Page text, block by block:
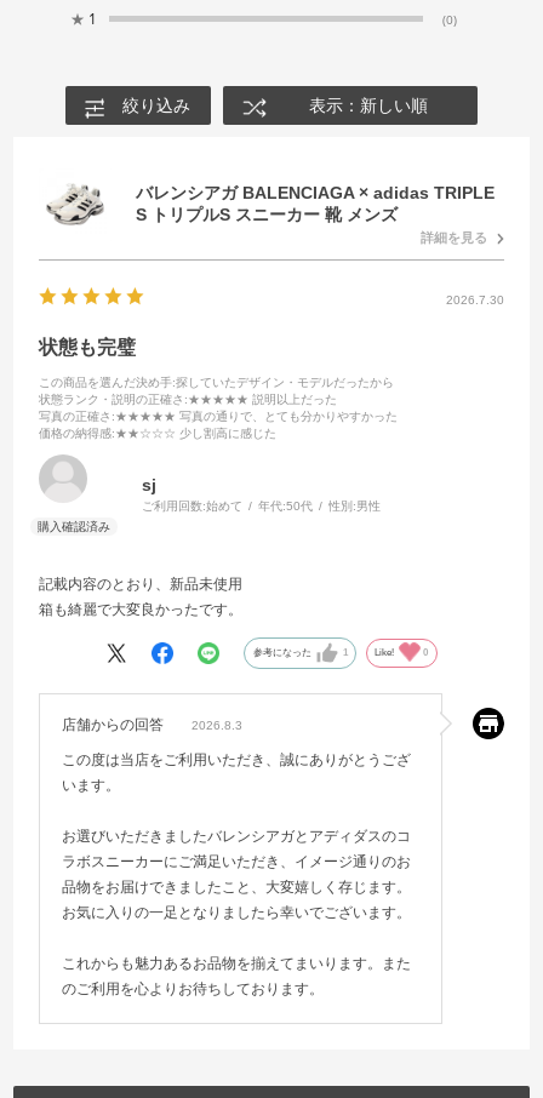
★ 1 (0)
絞り込み 表示：新しい順
バレンシアガ BALENCIAGA × adidas TRIPLE
S トリプルS スニーカー 靴 メンズ
詳細を見る
2026.7.30
状態も完璧
この商品を選んだ決め手:探していたデザイン・モデルだったから
状態ランク・説明の正確さ :★★★★★ 説明以上だった
写真の正確さ :★★★★★ 写真の通りで、とても分かりやすかった
価格の納得感:★★☆☆☆ 少し割高に感じた
sj
ご利用回数:始めて 年代:50代 性別:男性
記載内容のとおり、新品未使用
箱も綺麗で大変良かったです。
参考になった 1 Like! 0
店舗からの回答 2026.8.3
この度は当店をご利用いただき、誠にありがとうござ
います。
お選びいただきましたバレンシアガとアディダスのコ
ラボスニーカーにご満足いただき、イメージ通りのお
品物をお届けできましたこと、大変嬉しく存じます。
お気に入りの一足となりましたら幸いでございます。
これからも魅力あるお品物を揃えてまいります。また
のご利用を心よりお待ちしております。